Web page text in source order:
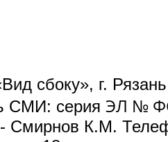
сбоку», г.
СМИ: серия ЭЛ №
- Смирнов К.М.
(link sends e-mail)